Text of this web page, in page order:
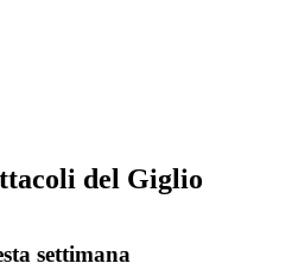
del Giglio
settimana